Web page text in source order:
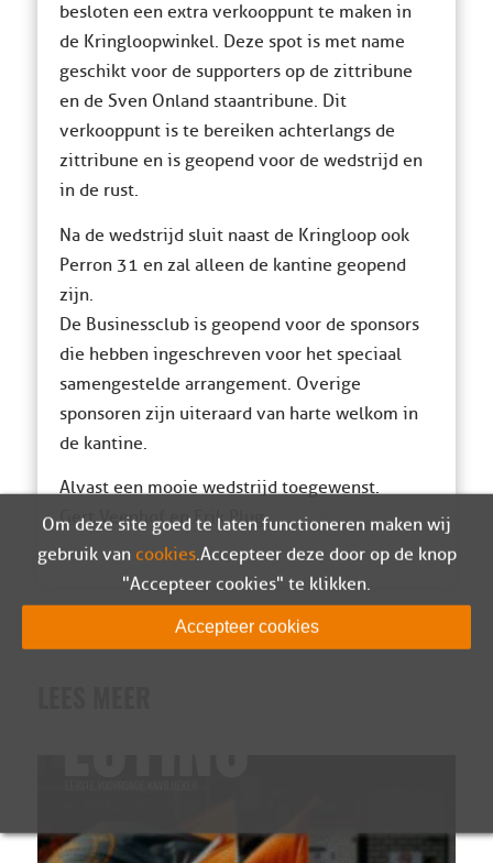
besloten een extra verkooppunt te maken in
de Kringloopwinkel. Deze spot is met name
geschikt voor de supporters op de zittribune
en de Sven Onland staantribune. Dit
verkooppunt is te bereiken achterlangs de
zittribune en is geopend voor de wedstrijd en
in de rust.
Na de wedstrijd sluit naast de Kringloop ook
Perron 31 en zal alleen de kantine geopend
zijn.
De Businessclub is geopend voor de sponsors
die hebben ingeschreven voor het speciaal
samengestelde arrangement. Overige
sponsoren zijn uiteraard van harte welkom in
de kantine.
Alvast een mooie wedstrijd toegewenst.
Gert Veenhof en Erik Plug
Om deze site goed te laten functioneren maken wij
gebruik van cookies. Accepteer deze door op de knop
"Accepteer cookies" te klikken.
Accepteer cookies